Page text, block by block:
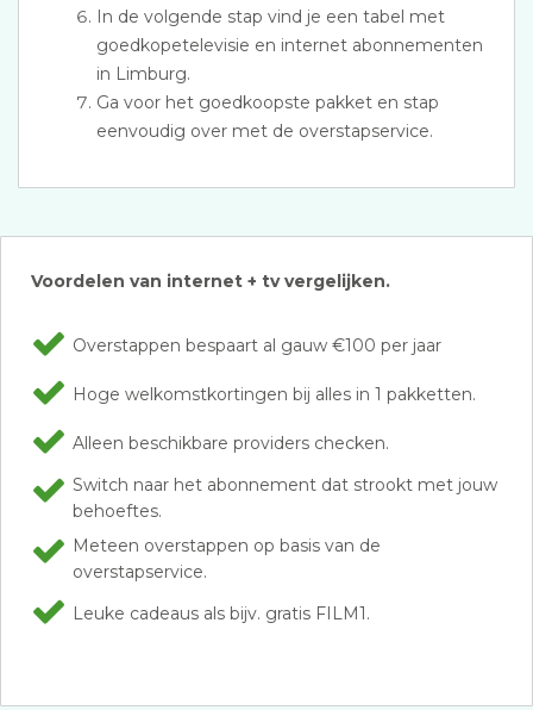
In de volgende stap vind je een tabel met
goedkopetelevisie en internet abonnementen
in Limburg.
Ga voor het goedkoopste pakket en stap
eenvoudig over met de overstapservice.
Voordelen van internet + tv vergelijken.
Overstappen bespaart al gauw €100 per jaar
Hoge welkomstkortingen bij alles in 1 pakketten.
Alleen beschikbare providers checken.
Switch naar het abonnement dat strookt met jouw
behoeftes.
Meteen overstappen op basis van de
overstapservice.
Leuke cadeaus als bijv. gratis FILM1.